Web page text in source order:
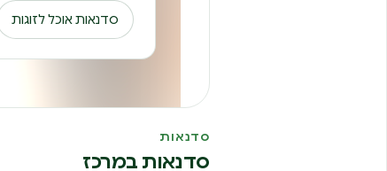
סדנאות אוכל לזוגות
סדנאות
סדנאות במרכז